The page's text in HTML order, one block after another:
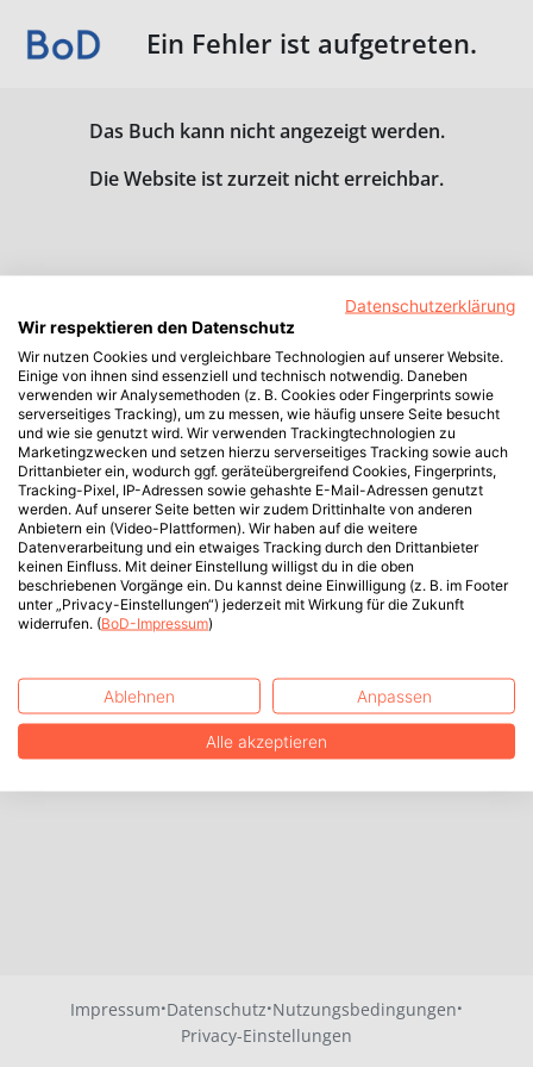
Ein Fehler ist aufgetreten.
Das Buch kann nicht angezeigt werden.
Die Website ist zurzeit nicht erreichbar.
Impressum·Datenschutz·Nutzungsbedingungen·
Privacy-Einstellungen
Datenschutzerklärung
Wir respektieren den Datenschutz
Wir nutzen Cookies und vergleichbare Technologien auf unserer Website.
Einige von ihnen sind essenziell und technisch notwendig. Daneben
verwenden wir Analysemethoden (z. B. Cookies oder Fingerprints sowie
serverseitiges Tracking), um zu messen, wie häufig unsere Seite besucht
und wie sie genutzt wird. Wir verwenden Trackingtechnologien zu
Marketingzwecken und setzen hierzu serverseitiges Tracking sowie auch
Drittanbieter ein, wodurch ggf. geräteübergreifend Cookies, Fingerprints,
Tracking-Pixel, IP-Adressen sowie gehashte E-Mail-Adressen genutzt
werden. Auf unserer Seite betten wir zudem Drittinhalte von anderen
Anbietern ein (Video-Plattformen). Wir haben auf die weitere
Datenverarbeitung und ein etwaiges Tracking durch den Drittanbieter
keinen Einfluss. Mit deiner Einstellung willigst du in die oben
beschriebenen Vorgänge ein. Du kannst deine Einwilligung (z. B. im Footer
unter „Privacy-Einstellungen“) jederzeit mit Wirkung für die Zukunft
widerrufen. (BoD-Impressum)
Ablehnen Anpassen
Alle akzeptieren